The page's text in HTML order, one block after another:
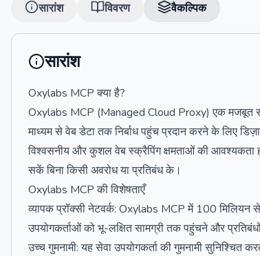
सारांश विवरण वैकल्पिक
सारांश
Oxylabs MCP क्या है?
Oxylabs MCP (Managed Cloud Proxy) एक मजबूत
माध्यम से वेब डेटा तक निर्बाध पहुंच प्रदान करने के लिए
विश्वसनीय और कुशल वेब स्क्रैपिंग क्षमताओं की आवश्यकता
सकें बिना किसी अवरोध या प्रतिबंध के।
Oxylabs MCP की विशेषताएँ
व्यापक प्रॉक्सी नेटवर्क: Oxylabs MCP में 100
उपयोगकर्ताओं को भू-लक्षित सामग्री तक पहुंचने और
उच्च गुमनामी: यह सेवा उपयोगकर्ता की गुमनामी सुनिश्चित